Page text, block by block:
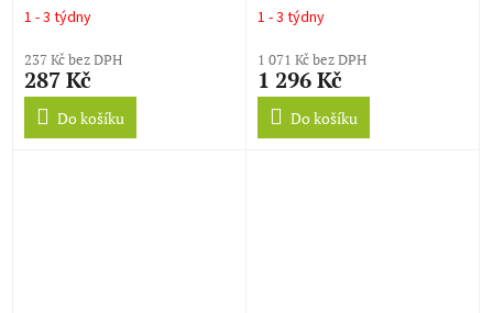
1 - 3 týdny
237 Kč bez DPH
287 Kč
Do košíku
1 - 3 týdny
1 071 Kč bez DPH
1 296 Kč
Do košíku